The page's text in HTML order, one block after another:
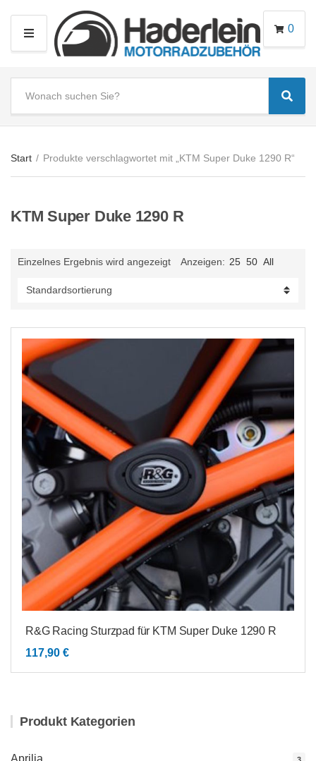
M
U
e
y
c
x
0
Start / Produkte verschlagwortet mit „KTM Super Duke 1290 R“
KTM Super Duke 1290 R
Einzelnes Ergebnis wird angezeigt Anzeigen: 25 50 All
R&G Racing Sturzpad für KTM Super Duke 1290 R
117,90 €
Produkt Kategorien
Aprilia